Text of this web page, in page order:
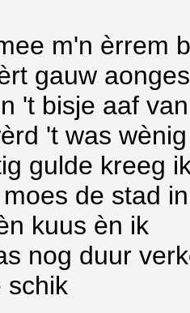
m'n èrrem
gauw
't bisje aaf
't was
gulde kreeg
de stad
kuus èn ik
nog duur
schik